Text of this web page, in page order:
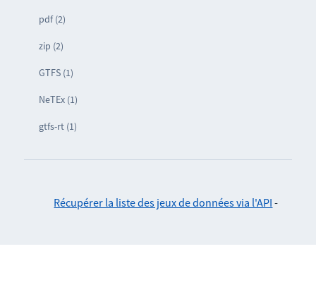
pdf (2)
zip (2)
GTFS (1)
NeTEx (1)
gtfs-rt (1)
Récupérer la liste des jeux de données via l'API -